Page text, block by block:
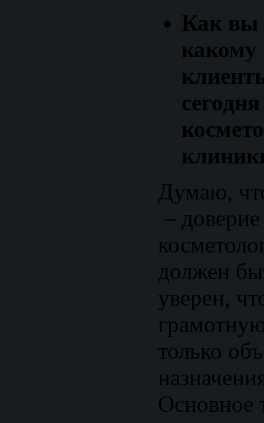
Как вы
Думаю,
–
должен
уверен,
только
Основное